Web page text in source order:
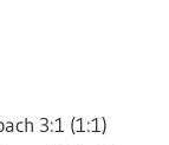
3:1 (1:1)